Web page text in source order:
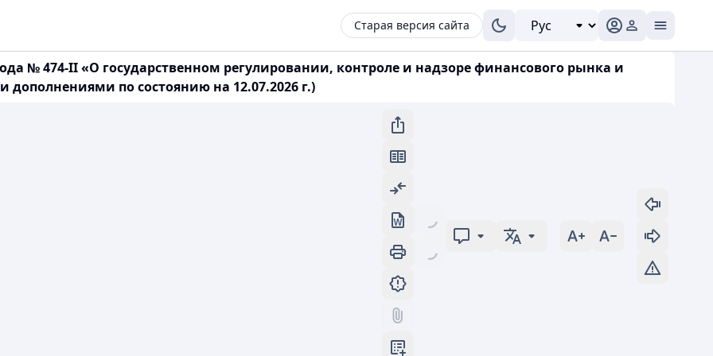
Старая версия сайта
№ 474-II «О государственном регулировании, контроле и надзоре финансового рынка и
по состоянию на 12.07.2026 г.)